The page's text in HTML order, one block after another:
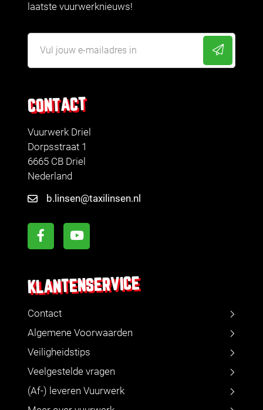
CONTACT
Vuurwerk Driel
Dorpsstraat 1
6665 CB Driel
Nederland
b.linsen@taxilinsen.nl
KLANTENSERVICE
Contact
Algemene Voorwaarden
Veiligheidstips
Veelgestelde vragen
(Af-) leveren Vuurwerk
laatste vuurwerknieuws!